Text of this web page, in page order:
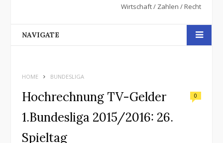
Wirtschaft / Zahlen / Recht
NAVIGATE
HOME BUNDESLIGA
Hochrechnung TV-Gelder
1.Bundesliga 2015/2016: 26.
Spieltag
0